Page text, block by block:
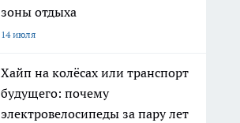
зоны отдыха
14 июля
Хайп на колёсах или транспорт
будущего: почему
электровелосипеды за пару лет